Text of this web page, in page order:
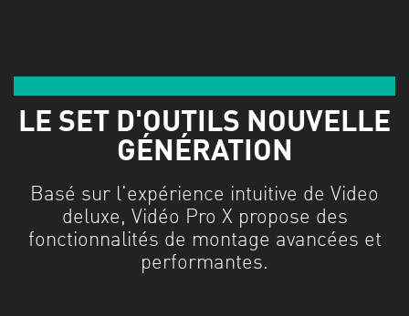
LE SET D'OUTILS NOUVELLE
GÉNÉRATION
Basé sur l'expérience intuitive de Video
deluxe, Vidéo Pro X propose des
fonctionnalités de montage avancées et
performantes.